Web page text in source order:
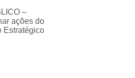
–
ações do
Estratégico